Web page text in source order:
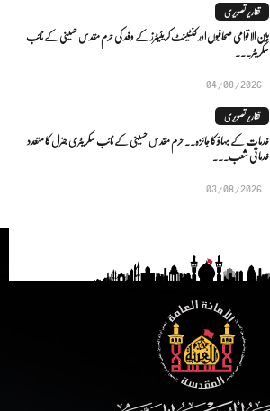
تقاریر تصویری
بین الاقوامی صحافیوں اور کنٹینٹ کریئیٹرز کے وفد کی حرم مقدس حسینی کے نائب
سکریٹر...
04/08/2026
تقاریر تصویری
خدمات کے بہاؤ کا جائزہ.. حرم مقدس حسینی کے نائب سکریٹری جنرل کا متعدد
خدماتی شعب...
03/08/2026